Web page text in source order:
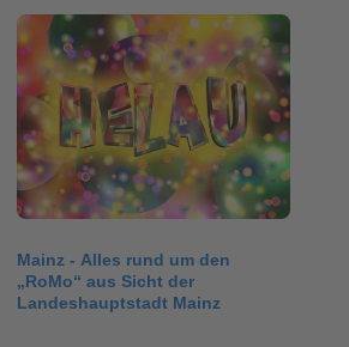
Mainz - Alles rund um den
„RoMo“ aus Sicht der
Landeshauptstadt Mainz